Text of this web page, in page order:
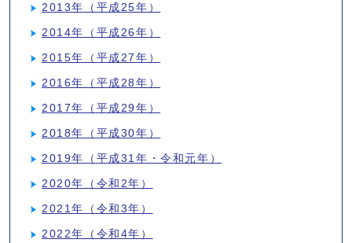
2013年（平成25年）
2014年（平成26年）
2015年（平成27年）
2016年（平成28年）
2017年（平成29年）
2018年（平成30年）
2019年（平成31年・令和元年）
2020年（令和2年）
2021年（令和3年）
2022年（令和4年）